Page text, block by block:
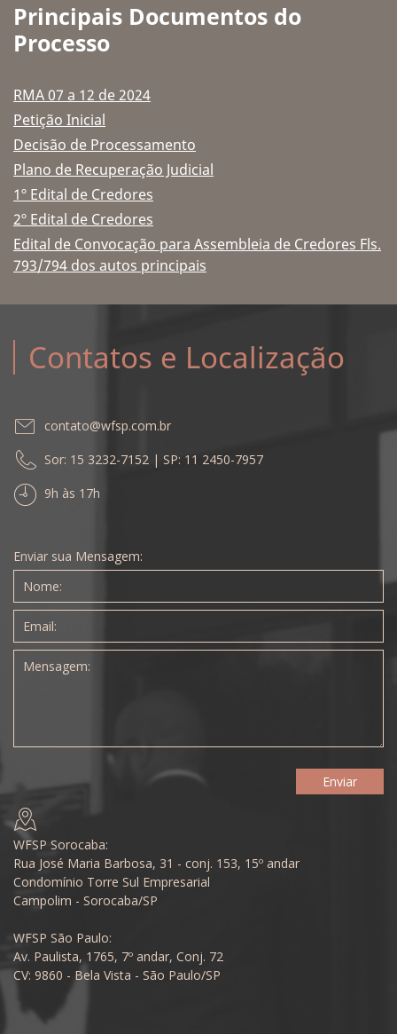
Principais Documentos do
Processo
RMA 07 a 12 de 2024
Petição Inicial
Decisão de Processamento
Plano de Recuperação Judicial
1º Edital de Credores
2º Edital de Credores
Edital de Convocação para Assembleia de Credores Fls.
793/794 dos autos principais
Contatos e Localização
contato@wfsp.com.br
Sor: 15 3232-7152 | SP: 11 2450-7957
9h às 17h
Enviar sua Mensagem:
WFSP Sorocaba:
Rua José Maria Barbosa, 31 - conj. 153, 15º andar
Condomínio Torre Sul Empresarial
Campolim - Sorocaba/SP
WFSP São Paulo:
Av. Paulista, 1765, 7º andar, Conj. 72
CV: 9860 - Bela Vista - São Paulo/SP